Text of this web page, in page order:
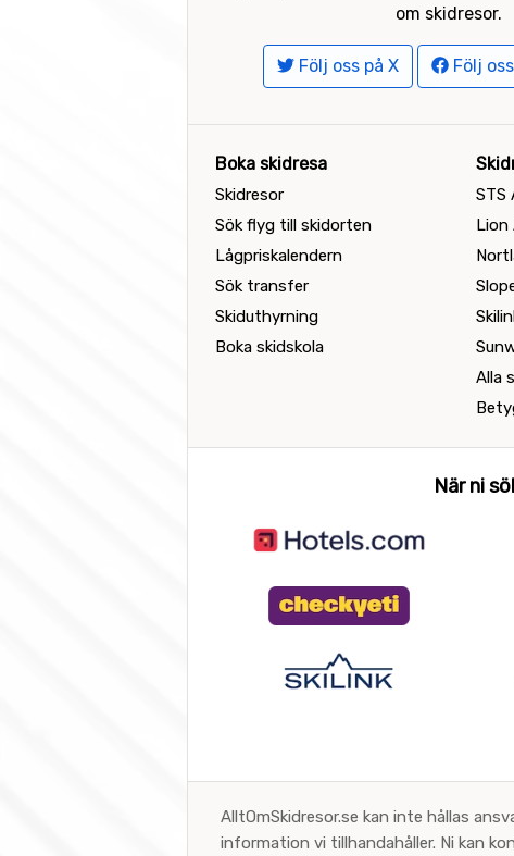
om skidresor.
Följ oss på X Följ
Boka skidresa
Skidresor
Sök flyg till skidorten
Lågpriskalendern
Sök transfer
Skiduthyrning
Boka skidskola
STS
Lion
Alla
När ni
AlltOmSkidresor.se kan inte hållas
information vi tillhandahåller. Ni kan